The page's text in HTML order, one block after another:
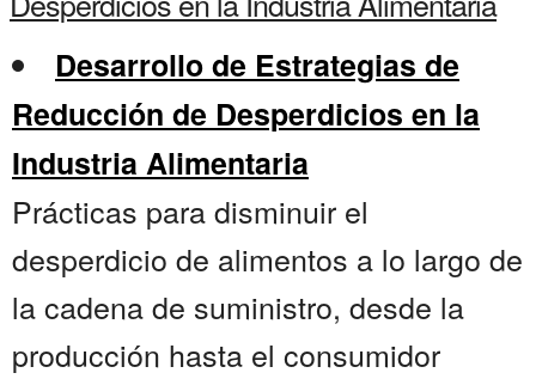
Desarrollo de Estrategias de
Reducción de Desperdicios en la
Industria Alimentaria
Prácticas para disminuir el
desperdicio de alimentos a lo largo de
la cadena de suministro, desde la
producción hasta el consumidor